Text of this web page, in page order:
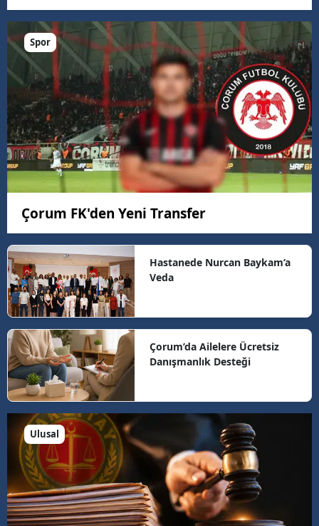
Spor
Çorum FK'den Yeni Transfer
Hastanede Nurcan Baykam’a
Veda
Çorum’da Ailelere Ücretsiz
Danışmanlık Desteği
Ulusal